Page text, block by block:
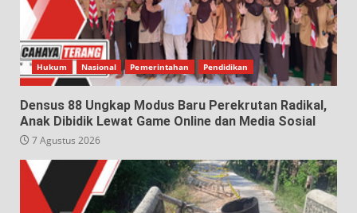
Hukum Nasional Pemerintahan Pendidikan
Densus 88 Ungkap Modus Baru Perekrutan Radikal,
Anak Dibidik Lewat Game Online dan Media Sosial
7 Agustus 2026